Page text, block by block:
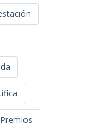
Premios